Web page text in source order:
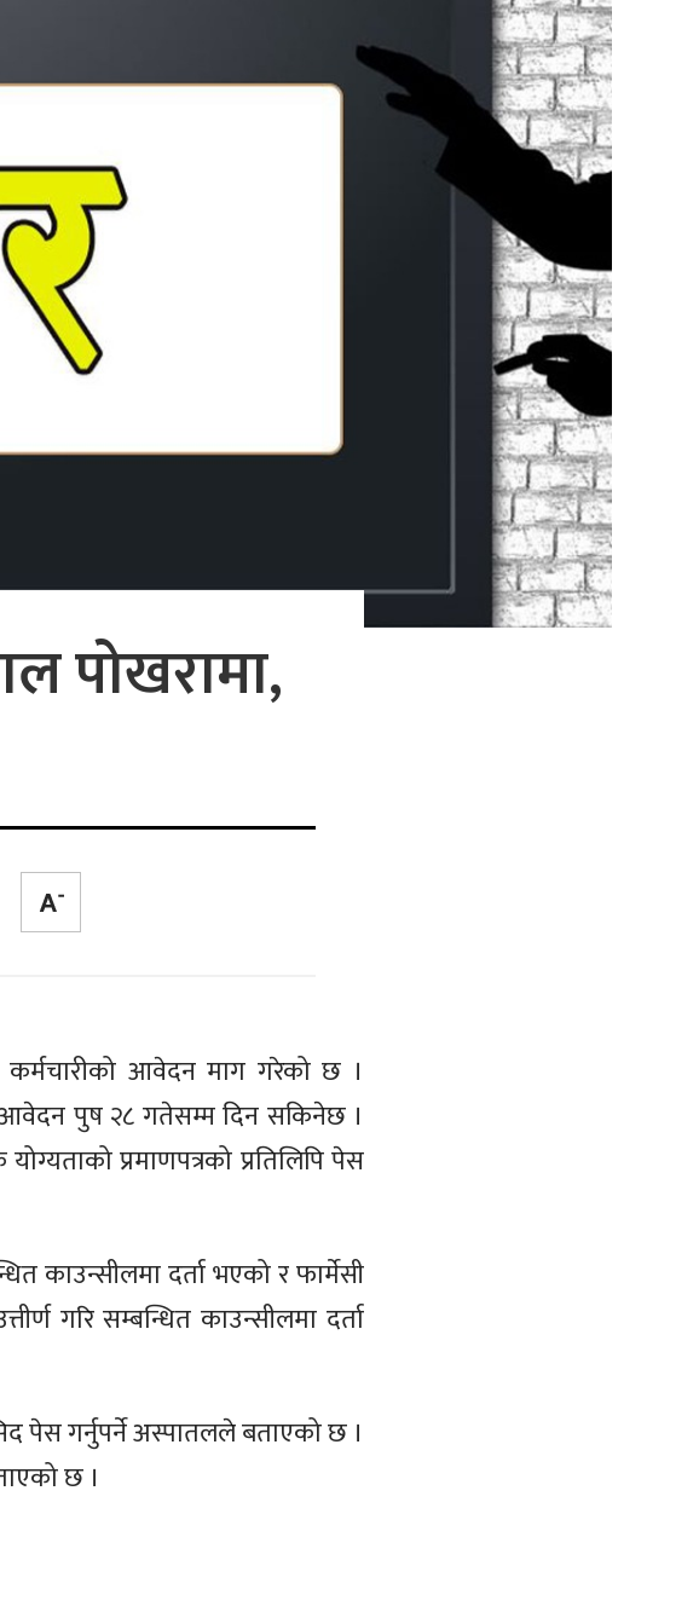
पोखरामा,
कर्मचारीको आवेदन माग गरेको छ ।
आवेदन पुष २८ गतेसम्म दिन सकिनेछ ।
प्रमाणपत्रको प्रतिलिपि पेस
काउन्सीलमा दर्ता भएको र फार्मेसी
गरि सम्बन्धित काउन्सीलमा दर्ता
गर्नुपर्ने अस्पातलले बताएको छ ।
छ ।